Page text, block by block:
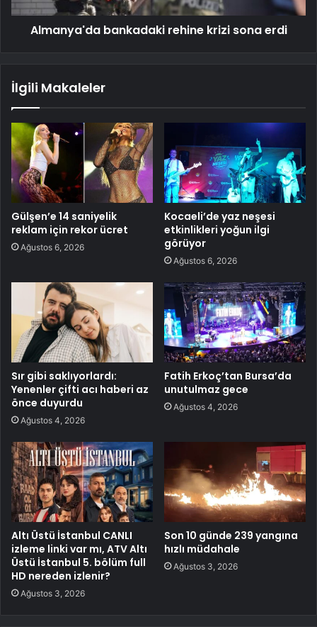
Almanya'da bankadaki rehine krizi sona erdi
İlgili Makaleler
Gülşen’e 14 saniyelik
reklam için rekor ücret
Ağustos 6, 2026
Kocaeli’de yaz neşesi
etkinlikleri yoğun ilgi
görüyor
Ağustos 6, 2026
Sır gibi saklıyorlardı:
Yenenler çifti acı haberi az
önce duyurdu
Ağustos 4, 2026
Fatih Erkoç’tan Bursa’da
unutulmaz gece
Ağustos 4, 2026
Altı Üstü İstanbul CANLI
izleme linki var mı, ATV Altı
Üstü İstanbul 5. bölüm full
HD nereden izlenir?
Ağustos 3, 2026
Son 10 günde 239 yangına
hızlı müdahale
Ağustos 3, 2026